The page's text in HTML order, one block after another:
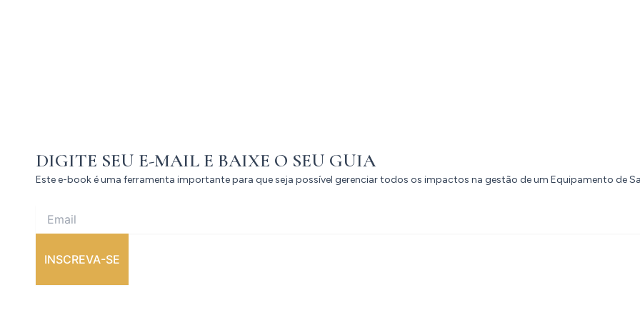
DIGITE SEU E-MAIL E BAIXE O SEU GUIA
Este e-book é uma ferramenta importante para que seja possível gerenciar todos os impactos na gestão de um Equipamento de
INSCREVA-SE